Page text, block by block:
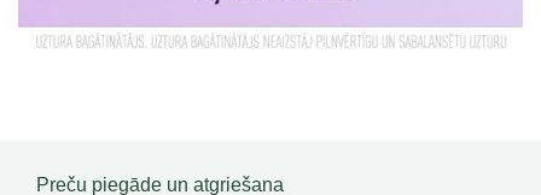
Preču piegāde un atgriešana